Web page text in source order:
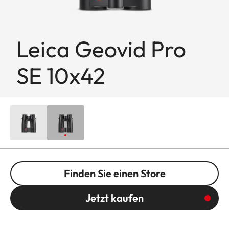
Leica Geovid Pro
SE 10x42
Finden Sie einen Store
Jetzt kaufen